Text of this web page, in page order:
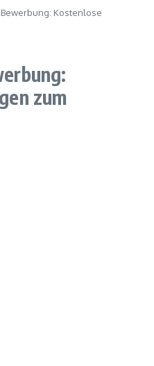
Kostenlose
zum